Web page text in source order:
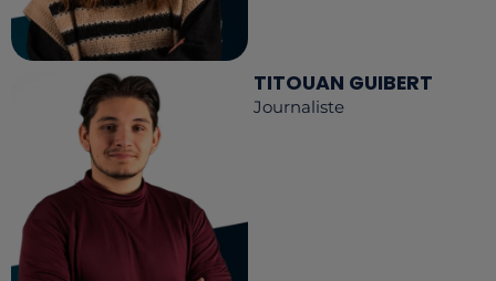
TITOUAN GUIBERT
Journaliste